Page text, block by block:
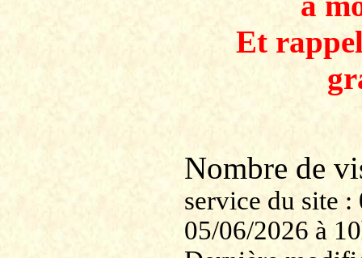
Et
Nombre de
service du site
05/06/2026 à